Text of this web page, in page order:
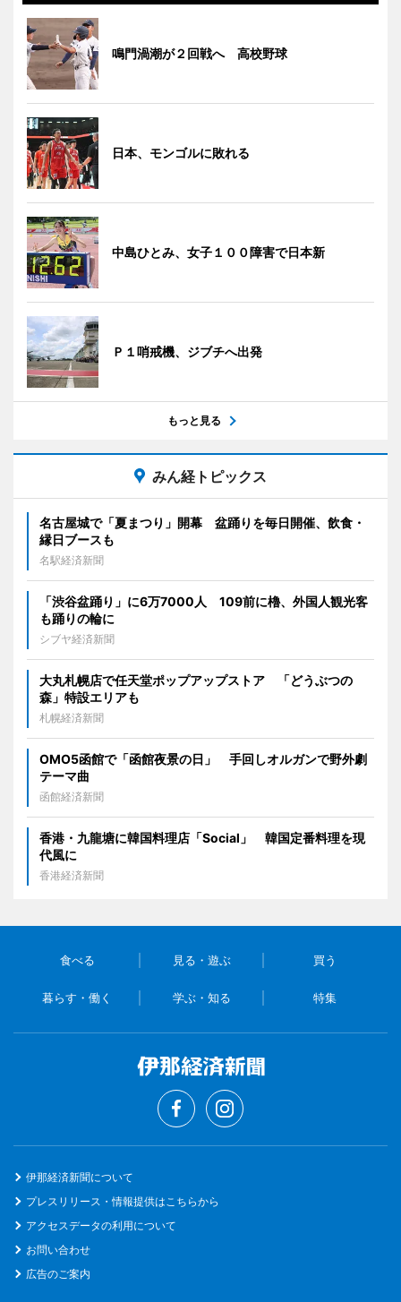
鳴門渦潮が２回戦へ 高校野球
日本、モンゴルに敗れる
中島ひとみ、女子１００障害で日本新
Ｐ１哨戒機、ジブチへ出発
もっと見る
みん経トピックス
名古屋城で「夏まつり」開幕 盆踊りを毎日開催、飲食・
縁日ブースも
名駅経済新聞
「渋谷盆踊り」に6万7000人 109前に櫓、外国人観光客
も踊りの輪に
シブヤ経済新聞
大丸札幌店で任天堂ポップアップストア 「どうぶつの
森」特設エリアも
札幌経済新聞
OMO5函館で「函館夜景の日」 手回しオルガンで野外劇
テーマ曲
函館経済新聞
香港・九龍塘に韓国料理店「Social」 韓国定番料理を現
代風に
香港経済新聞
食べる 見る・遊ぶ 買う
暮らす・働く 学ぶ・知る 特集
伊那経済新聞について
プレスリリース・情報提供はこちらから
アクセスデータの利用について
お問い合わせ
広告のご案内